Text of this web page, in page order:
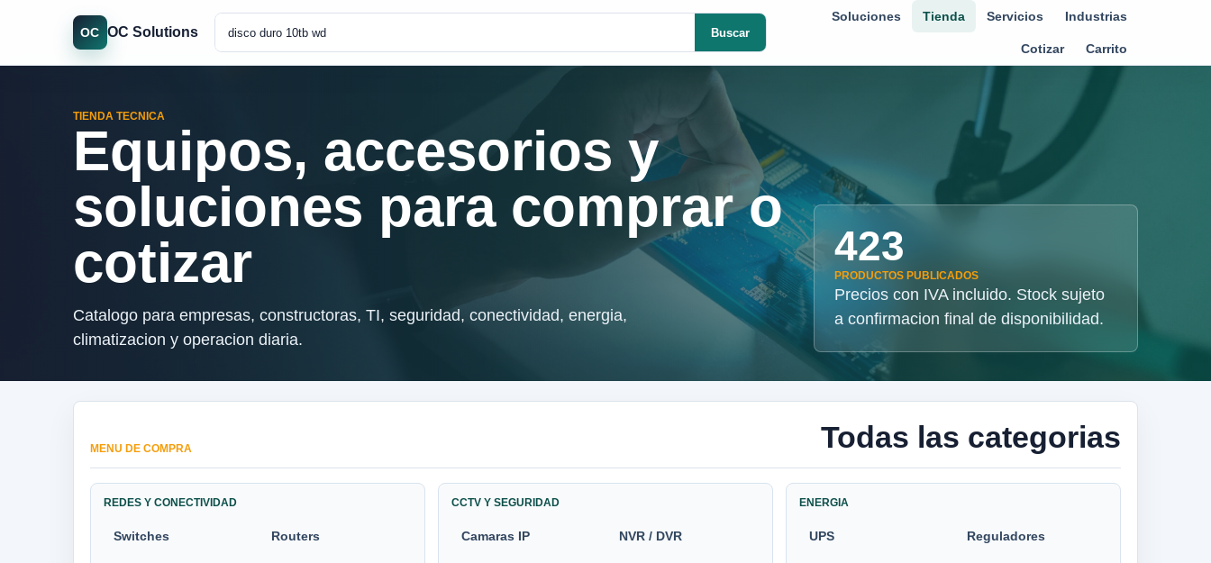
OC OC Solutions Buscar
Soluciones Tienda Servicios Industrias
Cotizar Carrito
TIENDA TECNICA
Equipos, accesorios y
soluciones para comprar o
cotizar
Catalogo para empresas, constructoras, TI, seguridad, conectividad, energia,
climatizacion y operacion diaria.
423
PRODUCTOS PUBLICADOS
Precios con IVA incluido. Stock sujeto
a confirmacion final de disponibilidad.
MENU DE COMPRA Todas las categorias
REDES Y CONECTIVIDAD
Switches Routers
CCTV Y SEGURIDAD
Camaras IP NVR / DVR
ENERGIA
UPS Reguladores